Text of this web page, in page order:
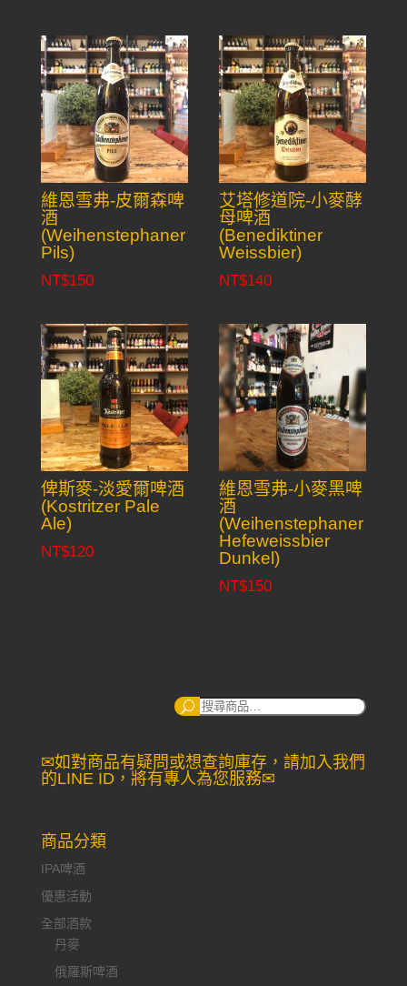
維恩雪弗-皮爾森啤
酒
(Weihenstephaner
Pils)
NT$150
艾塔修道院-小麥酵
母啤酒
(Benediktiner
Weissbier)
NT$140
俾斯麥-淡愛爾啤酒
(Kostritzer Pale
Ale)
NT$120
維恩雪弗-小麥黑啤
酒
(Weihenstephaner
Hefeweissbier
Dunkel)
NT$150
搜
✉如對商品有疑問或想查詢庫存，請加入我們
的LINE ID，將有專人為您服務✉
商品分類
IPA啤酒
優惠活動
全部酒款
丹麥
俄羅斯啤酒